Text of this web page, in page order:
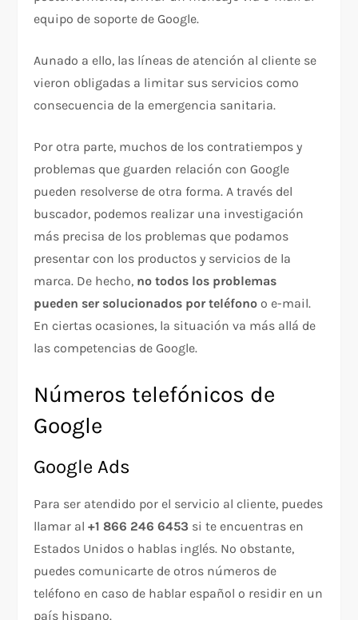
equipo de soporte de Google.
Aunado a ello, las líneas de atención al cliente se
vieron obligadas a limitar sus servicios como
consecuencia de la emergencia sanitaria.
Por otra parte, muchos de los contratiempos y
problemas que guarden relación con Google
pueden resolverse de otra forma. A través del
buscador, podemos realizar una investigación
más precisa de los problemas que podamos
presentar con los productos y servicios de la
marca. De hecho, no todos los problemas
pueden ser solucionados por teléfono o e-mail.
En ciertas ocasiones, la situación va más allá de
las competencias de Google.
Números telefónicos de
Google
Google Ads
Para ser atendido por el servicio al cliente, puedes
llamar al+1 866 246 6453 si te encuentras en
Estados Unidos o hablas inglés. No obstante,
puedes comunicarte de otros números de
teléfono en caso de hablar español o residir en un
país hispano.